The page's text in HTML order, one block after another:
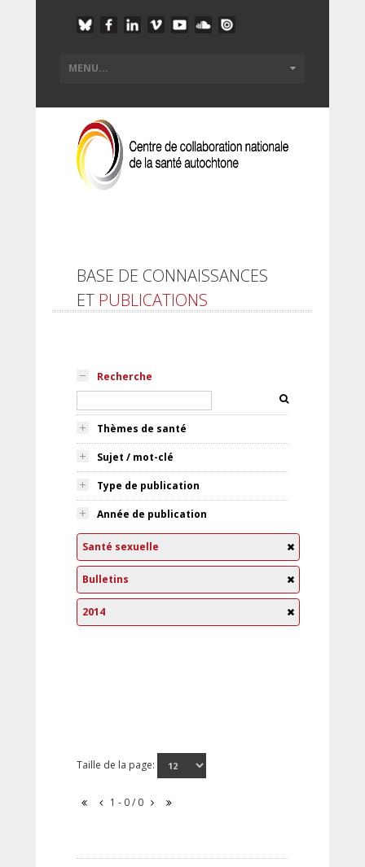
BASE DE CONNAISSANCES
ET PUBLICATIONS
Recherche
Thèmes de santé
Sujet / mot-clé
Type de publication
Année de publication
Santé sexuelle
Bulletins
2014
Taille de la page:
1 - 0 / 0